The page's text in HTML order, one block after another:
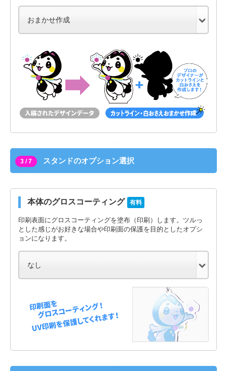
3 / 7 スタンドのオプション選択
本体のグロスコーティング 有料
印刷表面にグロスコーティングを塗布（印刷）します。ツルっ
とした感じがお好きな場合や印刷面の保護を目的としたオプシ
ョンになります。